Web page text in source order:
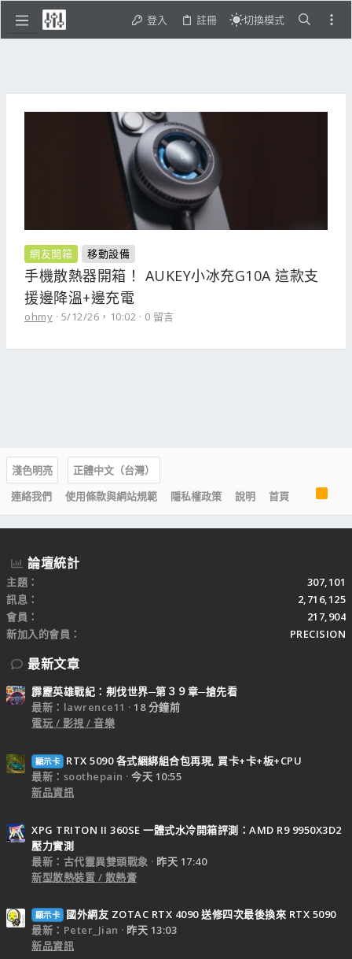
登入 註冊 切換模式
網友開箱 移動設備
手機散熱器開箱！ AUKEY小冰充G10A 這款支
援邊降溫+邊充電
ohmy 5/12/26，10:02 0 留言
淺色明亮
正體中文（台灣）
連絡我們
使用條款與網站規範 隱私權政策 說明 首頁
R
S
S
論壇統計
主題
307,101
訊息
2,716,125
會員
217,904
新加入的會員
PRECISION
最新文章
霹靂英雄戰紀：刜伐世界─第３９章─搶先看
最新：lawrence11
18 分鐘前
電玩 / 影視 / 音樂
顯示卡
RTX 5090 各式綑綁組合包再現, 買卡+卡+板+CPU
最新：soothepain
今天 10:55
新品資訊
XPG TRITON II 360SE 一體式水冷開箱評測：AMD R9 9950X3D2
壓力實測
最新：古代靈異雙頭戰象
昨天 17:40
新型散熱裝置 / 散熱膏
顯示卡
國外網友 ZOTAC RTX 4090 送修四次最後換來 RTX 5090
最新：Peter_Jian
昨天 13:03
新品資訊